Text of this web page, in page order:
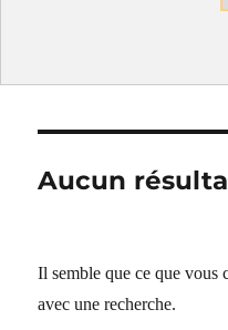
Aucun
Il semble que ce que vous
avec une recherche.